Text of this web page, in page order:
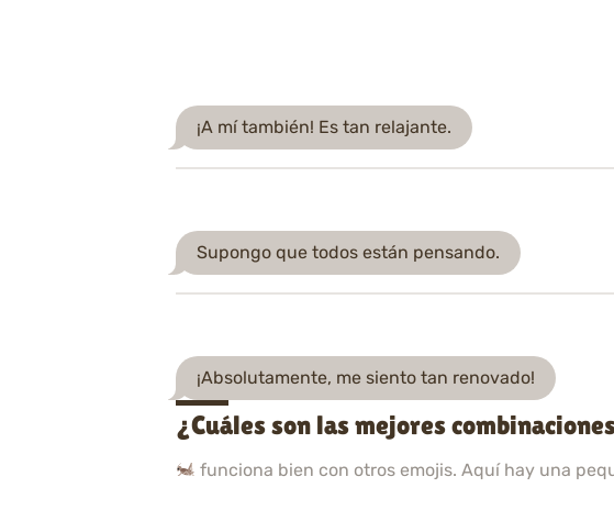
¡A mí también! Es tan relajante.
Supongo que todos están pensando.
¡Absolutamente, me siento tan renovado!
¿Cuáles son las mejores
funciona bien con otros emojis. Aquí hay una